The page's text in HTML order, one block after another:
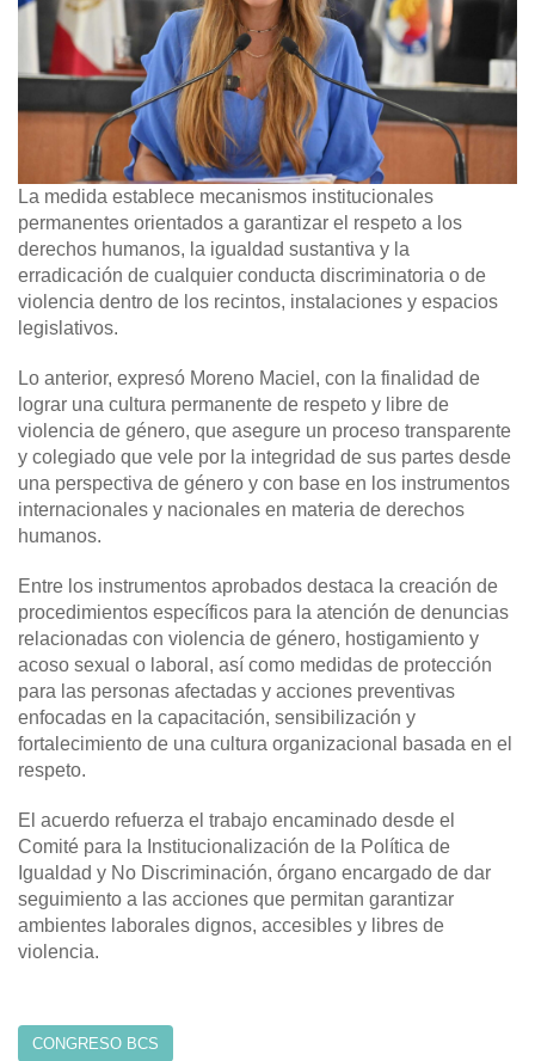
La medida establece mecanismos institucionales
permanentes orientados a garantizar el respeto a los
derechos humanos, la igualdad sustantiva y la
erradicación de cualquier conducta discriminatoria o de
violencia dentro de los recintos, instalaciones y espacios
legislativos.
Lo anterior, expresó Moreno Maciel, con la finalidad de
lograr una cultura permanente de respeto y libre de
violencia de género, que asegure un proceso transparente
y colegiado que vele por la integridad de sus partes desde
una perspectiva de género y con base en los instrumentos
internacionales y nacionales en materia de derechos
humanos.
Entre los instrumentos aprobados destaca la creación de
procedimientos específicos para la atención de denuncias
relacionadas con violencia de género, hostigamiento y
acoso sexual o laboral, así como medidas de protección
para las personas afectadas y acciones preventivas
enfocadas en la capacitación, sensibilización y
fortalecimiento de una cultura organizacional basada en el
respeto.
El acuerdo refuerza el trabajo encaminado desde el
Comité para la Institucionalización de la Política de
Igualdad y No Discriminación, órgano encargado de dar
seguimiento a las acciones que permitan garantizar
ambientes laborales dignos, accesibles y libres de
violencia.
CONGRESO BCS